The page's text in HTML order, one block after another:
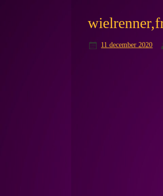
11 december 2020